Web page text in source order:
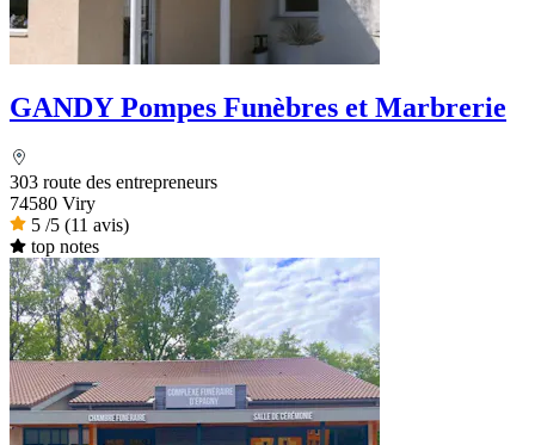
GANDY Pompes Funèbres et Marbrerie
303 route des entrepreneurs
74580 Viry
5 /5 (11 avis)
top notes